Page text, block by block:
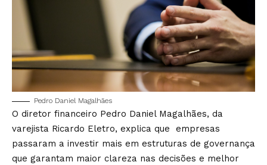
Pedro Daniel Magalhães
O diretor financeiro Pedro Daniel Magalhães, da
varejista Ricardo Eletro, explica que empresas
passaram a investir mais em estruturas de governança
que garantam maior clareza nas decisões e melhor